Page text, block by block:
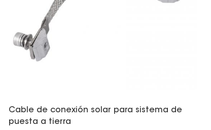
Cable de conexión solar para sistema de
puesta a tierra